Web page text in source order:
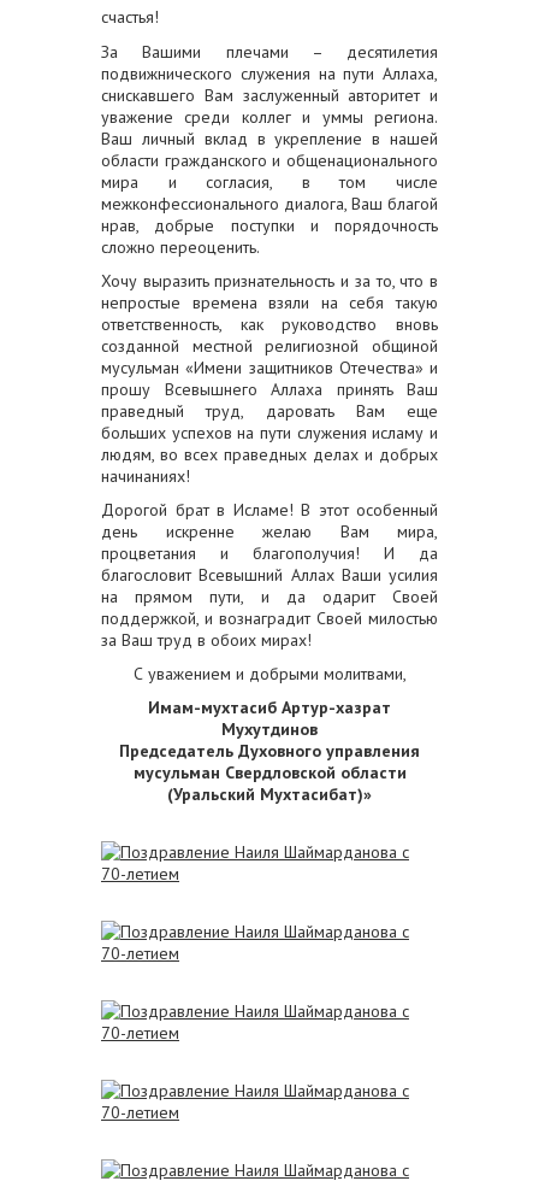
счастья!
За Вашими плечами – десятилетия
подвижнического служения на пути Аллаха,
снискавшего Вам заслуженный авторитет и
уважение среди коллег и уммы региона.
Ваш личный вклад в укрепление в нашей
области гражданского и общенационального
мира и согласия, в том числе
межконфессионального диалога, Ваш благой
нрав, добрые поступки и порядочность
сложно переоценить.
Хочу выразить признательность и за то, что в
непростые времена взяли на себя такую
ответственность, как руководство вновь
созданной местной религиозной общиной
мусульман «Имени защитников Отечества» и
прошу Всевышнего Аллаха принять Ваш
праведный труд, даровать Вам еще
больших успехов на пути служения исламу и
людям, во всех праведных делах и добрых
начинаниях!
Дорогой брат в Исламе! В этот особенный
день искренне желаю Вам мира,
процветания и благополучия! И да
благословит Всевышний Аллах Ваши усилия
на прямом пути, и да одарит Своей
поддержкой, и вознаградит Своей милостью
за Ваш труд в обоих мирах!
С уважением и добрыми молитвами,
Имам-мухтасиб Артур-хазрат
Мухутдинов
Председатель Духовного управления
мусульман Свердловской области
(Уральский Мухтасибат)»